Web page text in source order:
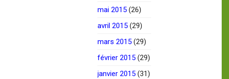
mai 2015 (26)
avril 2015 (29)
mars 2015 (29)
février 2015 (29)
janvier 2015 (31)